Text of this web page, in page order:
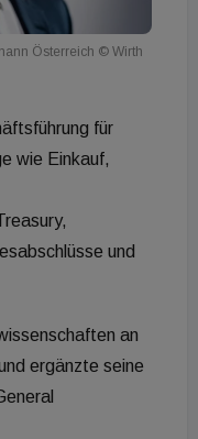
Österreich © Wirth
für
wie Einkauf,
und
an
ergänzte seine